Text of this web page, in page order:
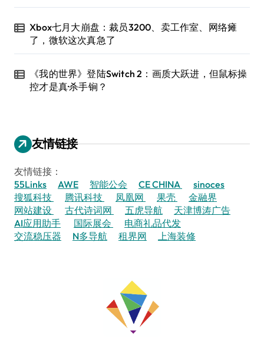
Xbox七月大崩盘：裁员3200、卖工作室、网络瘫
了，微软这次真急了
《我的世界》登陆Switch 2：画质大跃进，但鼠标操
控才是真·杀手锏？
友情链接
友情链接：
55Links
AWE 智能公会 CE CHINA
sinoces
搜狐科技
腾讯科技 凤凰网 果壳
金融界
网站建设
古代诗词网 五虎导航
天津博涛广告
AI应用助手
国际展会
电商礼品代发
交流稳压器
N多导航 租界网 上海装修